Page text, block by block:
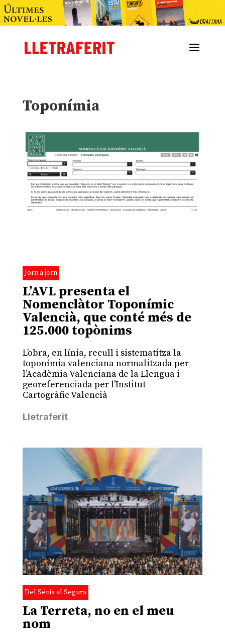
Toponímia
Jorn a jorn
L’AVL presenta el
Nomenclàtor Toponímic
Valencià, que conté més de
125.000 topònims
L’obra, en línia, recull i sistematitza la
toponímia valenciana normalitzada per
l’Acadèmia Valenciana de la Llengua i
georeferenciada per l’Institut
Cartogràfic Valencià
Lletraferit
Del Sénia al Segura
La Terreta, no en el meu
nom